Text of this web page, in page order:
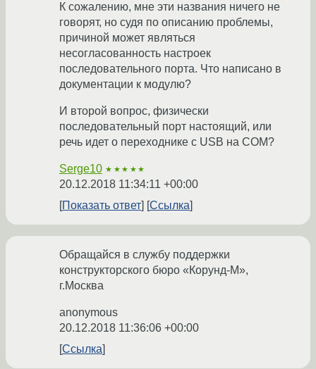
К сожалению, мне эти названия ничего не
говорят, но судя по описанию проблемы,
причиной может являться
несогласованность настроек
последовательного порта. Что написано в
документации к модулю?
И второй вопрос, физически
последовательный порт настоящий, или
речь идет о переходнике с USB на COM?
Serge10 ★★★★★
20.12.2018 11:34:11 +00:00
Показать ответ
Ссылка
Обращайся в службу поддержки
конструкторского бюро «Корунд-М»,
г.Москва
anonymous
20.12.2018 11:36:06 +00:00
Ссылка